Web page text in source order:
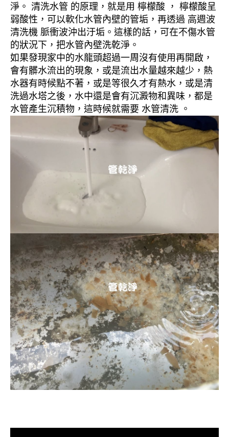
淨。 清洗水管 的原理，就是用 檸檬酸 ， 檸檬酸呈
弱酸性，可以軟化水管內壁的管垢，再透過 高週波
清洗機 脈衝波沖出汙垢。這樣的話，可在不傷水管
的狀況下，把水管內壁洗乾淨。
如果發現家中的水龍頭超過一周沒有使用再開啟，
會有髒水流出的現象，或是流出水量越來越少，熱
水器有時候點不著，或是等很久才有熱水，或是清
洗過水塔之後，水中還是會有沉澱物和異味，都是
水管產生沉積物，這時候就需要 水管清洗 。